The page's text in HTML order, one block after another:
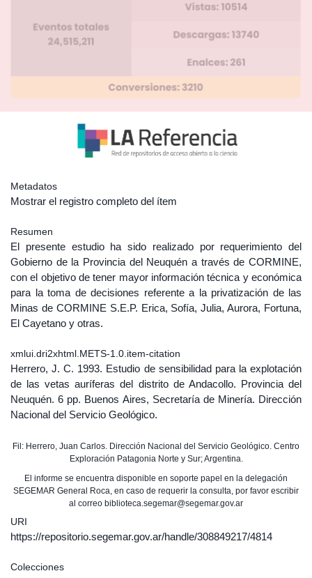
Metadatos
Mostrar el registro completo del ítem
Resumen
El presente estudio ha sido realizado por requerimiento del
Gobierno de la Provincia del Neuquén a través de CORMINE,
con el objetivo de tener mayor información técnica y económica
para la toma de decisiones referente a la privatización de las
Minas de CORMINE S.E.P. Erica, Sofía, Julia, Aurora, Fortuna,
El Cayetano y otras.
xmlui.dri2xhtml.METS-1.0.item-citation
Herrero, J. C. 1993. Estudio de sensibilidad para la explotación
de las vetas auríferas del distrito de Andacollo. Provincia del
Neuquén. 6 pp. Buenos Aires, Secretaría de Minería. Dirección
Nacional del Servicio Geológico.
Fil: Herrero, Juan Carlos. Dirección Nacional del Servicio Geológico. Centro
Exploración Patagonia Norte y Sur; Argentina.
El informe se encuentra disponible en soporte papel en la delegación
SEGEMAR General Roca, en caso de requerir la consulta, por favor escribir
al correo biblioteca.segemar@segemar.gov.ar
URI
https://repositorio.segemar.gov.ar/handle/308849217/4814
Colecciones